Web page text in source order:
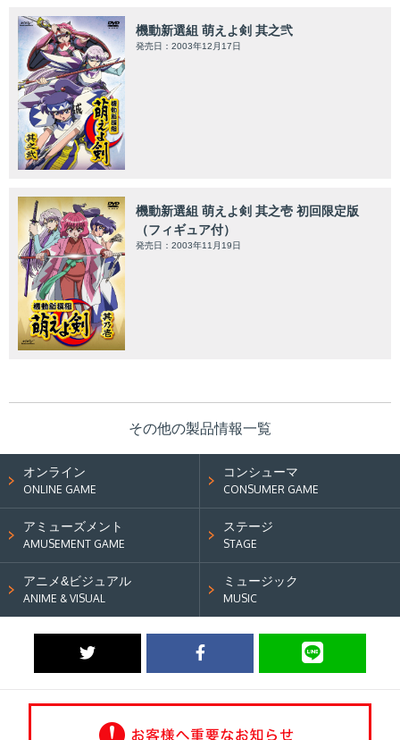
機動新選組 萌えよ剣 其之弐
発売日：2003年12月17日
機動新選組 萌えよ剣 其之壱 初回限定版
（フィギュア付）
発売日：2003年11月19日
その他の製品情報一覧
オンライン
ONLINE GAME
コンシューマ
CONSUMER GAME
アミューズメント
AMUSEMENT GAME
ステージ
STAGE
アニメ&ビジュアル
ANIME & VISUAL
ミュージック
MUSIC